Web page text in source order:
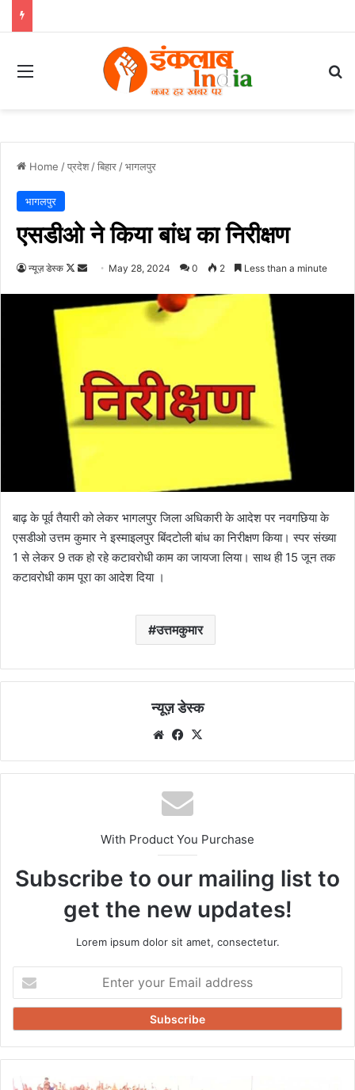
Menu
Home /प्रदेश /बिहार /भागलपुर
भागलपुर
एसडीओ ने किया बांध का निरीक्षण
न्यूज़ डेस्क
Follow
X
Send
email
May 28, 2024 0 2 Less than a minute
बाढ़ के पूर्व तैयारी को लेकर भागलपुर जिला अधिकारी के आदेश पर नवगछिया के
एसडीओ उत्तम कुमार ने इस्माइलपुर बिंदटोली बांध का निरीक्षण किया। स्पर संख्या
1 से लेकर 9 तक हो रहे कटावरोधी काम का जायजा लिया। साथ ही 15 जून तक
कटावरोधी काम पूरा का आदेश दिया ।
उत्तमकुमार
न्यूज़ डेस्क
WebsiteFacebook
With Product You Purchase
Subscribe to our mailing list to
get the new updates!
Lorem ipsum dolor sit amet, consectetur.
your
Email